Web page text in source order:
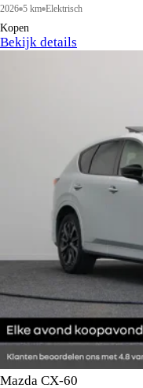
2026 5 km Elektrisch
Kopen
Bekijk details
Mazda CX-60